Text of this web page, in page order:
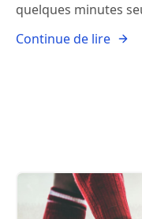
quelques minutes
Continue de lire